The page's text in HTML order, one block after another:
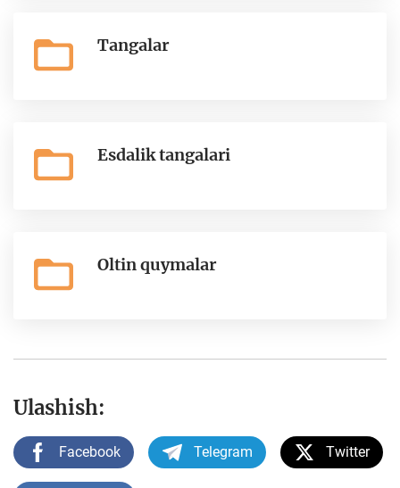
Tangalar
Esdalik tangalari
Oltin quymalar
Ulashish:
Facebook Telegram Twitter